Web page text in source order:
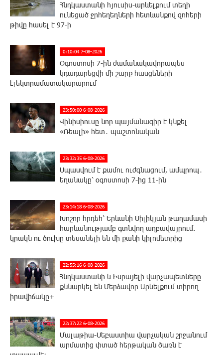
Հնդկաստանի հյուսիս-արևելքում տեղի
ունեցած ջրհեղեղների հետևանքով զոհերի
թիվը հասել է 97-ի
0:10:04 7-08-2026
Օգոստոսի 7-ին ժամանակավորապես
կդադարեցվի մի շարք հասցեների
էլեկտրամատակարարում
23:50:00 6-08-2026
Վինիսիուսը նոր պայմանագիր է կնքել
«Ռեալի» հետ․ պաշտոնական
23:32:35 6-08-2026
Սպասվում է քամու ուժգնացում, ամպրոպ․
եղանակը՝ օգոստոսի 7-ից 11-ին
23:14:18 6-08-2026
Խոշոր հրդեհ՝ Երևանի Սիլիկյան թաղամասի
հարևանությամբ գտնվող աղբավայրում.
կրակն ու ծուխը տեսանելի են մի քանի կիլոմետրից
22:55:16 6-08-2026
Հնդկաստանի և Իսրայելի վարչապետները
քննարկել են Մերձավոր Արևելքում տիրող
իրավիճակը+
22:37:22 6-08-2026
Մալաթիա-Սեբաստիա վարչական շրջանում
արմատից փտած հերթական ծառն է